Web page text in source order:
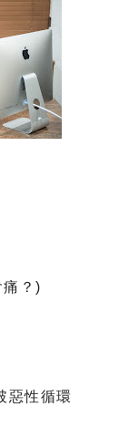
痛？)
惡性循環